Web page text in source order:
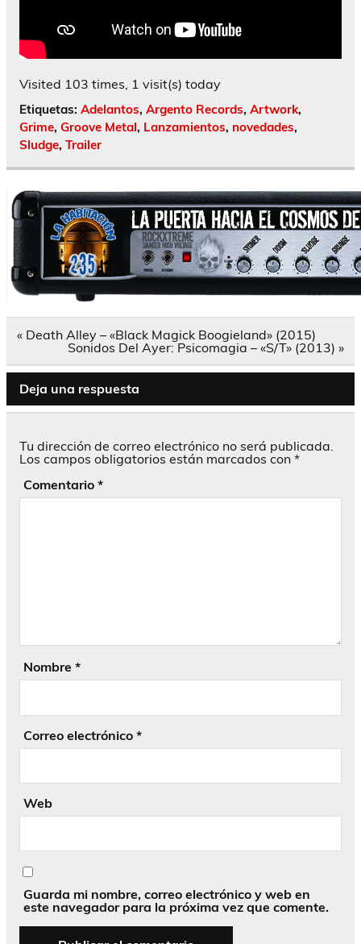
Visited 103 times, 1 visit(s) today
Etiquetas: Adelantos, Argento Records, Artwork,
Grime, Groove Metal, Lanzamientos, novedades,
Sludge, Trailer
Navegación
« Death Alley – «Black Magick Boogieland» (2015)
Sonidos Del Ayer: Psicomagia – «S/T» (2013) »
Deja una respuesta
Tu dirección de correo electrónico no será publicada.
Los campos obligatorios están marcados con *
Comentario *
Nombre *
Correo electrónico *
Web
Guarda mi nombre, correo electrónico y web en
este navegador para la próxima vez que comente.